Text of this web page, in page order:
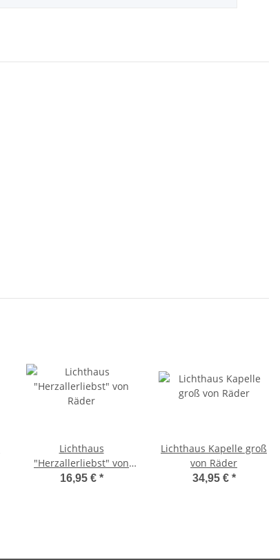
Lichthaus
"Herzallerliebst" von
Räder
16,95 € *
Lichthaus Kapelle groß
von Räder
34,95 € *